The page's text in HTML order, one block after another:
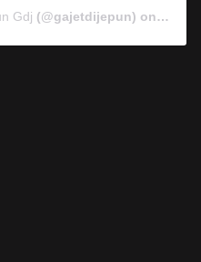
Gdj (@gajetdijepun) on Jan 7,